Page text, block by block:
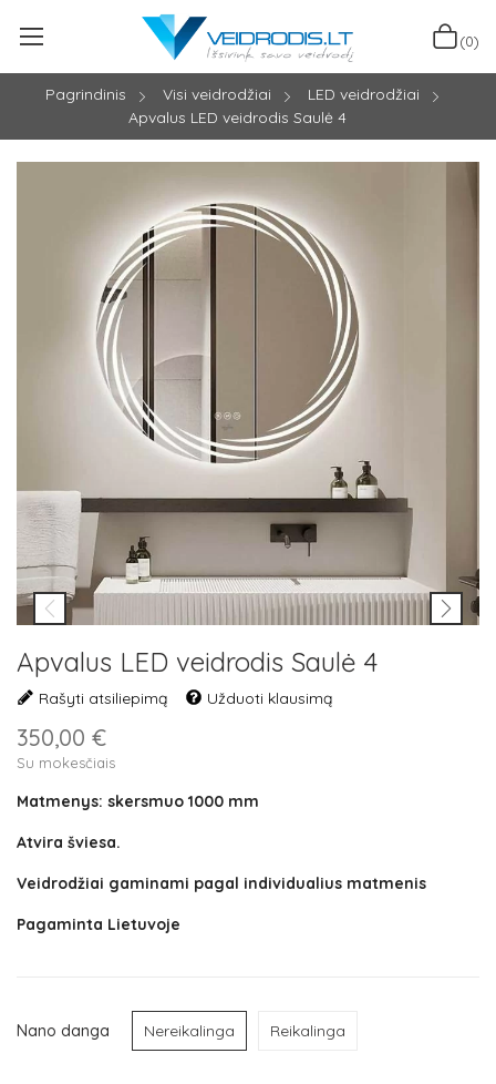
(0)
Pagrindinis Visi veidrodžiai
LED veidrodžiai
Apvalus LED veidrodis Saulė 4
Apvalus LED veidrodis Saulė 4
Rašyti atsiliepimą Užduoti klausimą
350,00 €
Su mokesčiais
Matmenys: skersmuo 1000 mm
Atvira šviesa.
Veidrodžiai gaminami pagal individualius matmenis
Pagaminta Lietuvoje
Nano danga Nereikalinga Reikalinga